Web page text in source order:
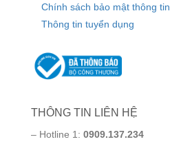
Chính sách bảo mật thông tin
Thông tin tuyển dụng
THÔNG TIN LIÊN HỆ
– Hotline 1: 0909.137.234